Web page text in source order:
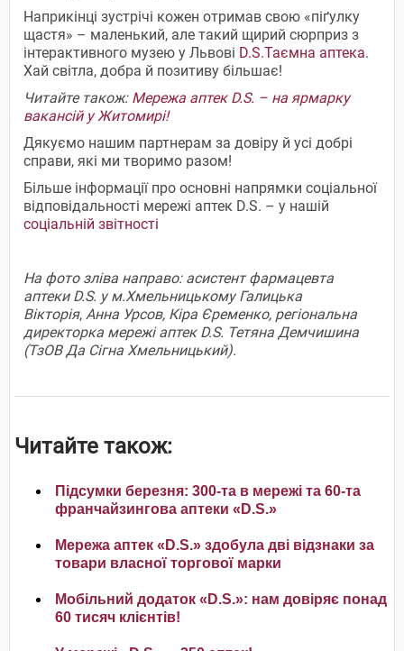
Наприкінці зустрічі кожен отримав свою «піґулку
щастя» – маленький, але такий щирий сюрприз з
інтерактивного музею у Львові D.S.Таємна аптека.
Хай світла, добра й позитиву більшає!
Читайте також: Мережа аптек D.S. – на ярмарку
вакансій у Житомирі!
Дякуємо нашим партнерам за довіру й усі добрі
справи, які ми творимо разом!
Більше інформації про основні напрямки соціальної
відповідальності мережі аптек D.S. – у нашій
соціальній звітності
На фото зліва направо: асистент фармацевта
аптеки D.S. у м.Хмельницькому Галицька
Вікторія, Анна Урсов, Кіра Єременко, регіональна
директорка мережі аптек D.S. Тетяна Демчишина
(ТзОВ Да Сігна Хмельницький).
Читайте також:
Підсумки березня: 300-та в мережі та 60-та
франчайзингова аптеки «D.S.»
Мережа аптек «D.S.» здобула дві відзнаки за
товари власної торгової марки
Мобільний додаток «D.S.»: нам довіряє понад
60 тисяч клієнтів!